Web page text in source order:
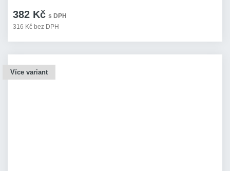
382 Kč s DPH
316 Kč bez DPH
Více variant